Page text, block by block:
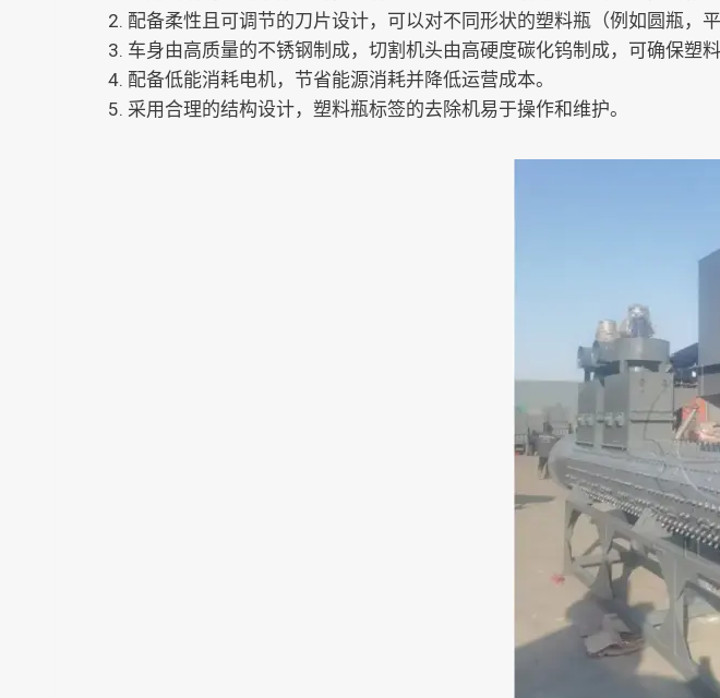
配备柔性且可调节的刀片设计，可以对不同形状的塑料瓶（例如圆瓶，
车身由高质量的不锈钢制成，切割机头由高硬度碳化钨制成，可确保塑
配备低能消耗电机，节省能源消耗并降低运营成本。
采用合理的结构设计，塑料瓶标签的去除机易于操作和维护。